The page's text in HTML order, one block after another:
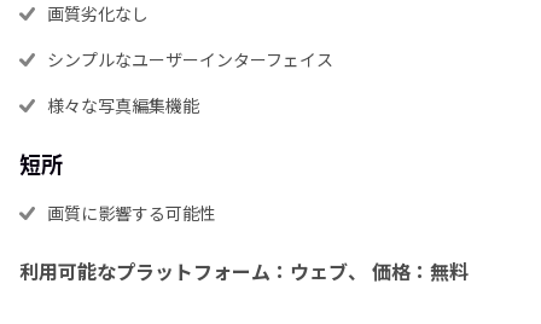
画質劣化なし
シンプルなユーザーインターフェイス
様々な写真編集機能
短所
画質に影響する可能性
利用可能なプラットフォーム：ウェブ、 価格：無料